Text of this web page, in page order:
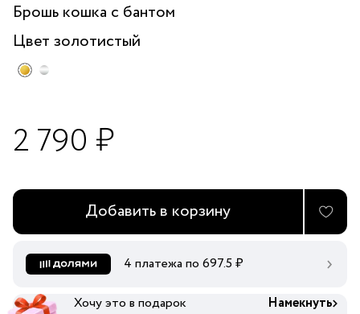
Брошь кошка с бантом
Цвет золотистый
2 790 ₽
Добавить в корзину
4 платежа по 697.5 ₽
Хочу это в подарок Намекнуть